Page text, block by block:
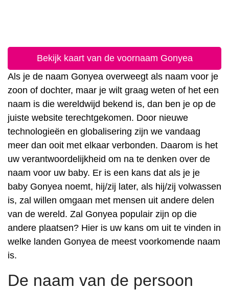
Bekijk kaart van de voornaam Gonyea
Als je de naam Gonyea overweegt als naam voor je
zoon of dochter, maar je wilt graag weten of het een
naam is die wereldwijd bekend is, dan ben je op de
juiste website terechtgekomen. Door nieuwe
technologieën en globalisering zijn we vandaag
meer dan ooit met elkaar verbonden. Daarom is het
uw verantwoordelijkheid om na te denken over de
naam voor uw baby. Er is een kans dat als je je
baby Gonyea noemt, hij/zij later, als hij/zij volwassen
is, zal willen omgaan met mensen uit andere delen
van de wereld. Zal Gonyea populair zijn op die
andere plaatsen? Hier is uw kans om uit te vinden in
welke landen Gonyea de meest voorkomende naam
is.
De naam van de persoon